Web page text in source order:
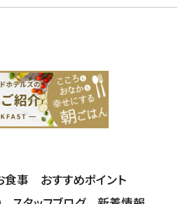
食事
おすすめポイント